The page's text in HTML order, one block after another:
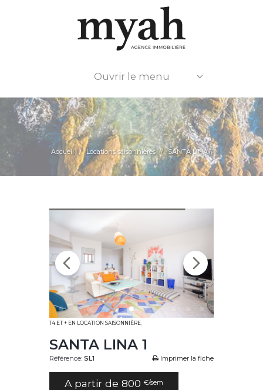
Ouvrir le menu
Accueil Locations saisonnières SANTA LINA 1
T4 ET + EN LOCATION SAISONNIÈRE,
SANTA LINA 1
Référence: SL1 Imprimer la fiche
A partir de 800 €/sem